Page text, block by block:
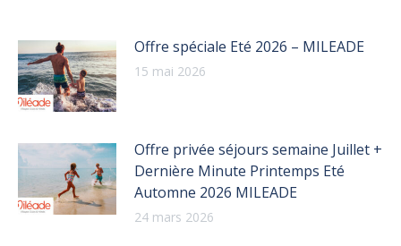
Offre spéciale Eté 2026 – MILEADE
15 mai 2026
Offre privée séjours semaine Juillet +
Dernière Minute Printemps Eté
Automne 2026 MILEADE
24 mars 2026